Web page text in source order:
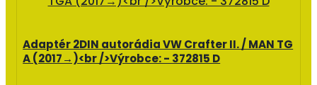
Adaptér 2DIN autorádia VW Crafter II. / MAN TG
A (2017→)<br />Výrobce: - 372815 D